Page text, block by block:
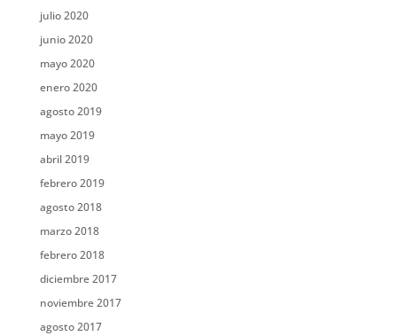
julio 2020
junio 2020
mayo 2020
enero 2020
agosto 2019
mayo 2019
abril 2019
febrero 2019
agosto 2018
marzo 2018
febrero 2018
diciembre 2017
noviembre 2017
agosto 2017